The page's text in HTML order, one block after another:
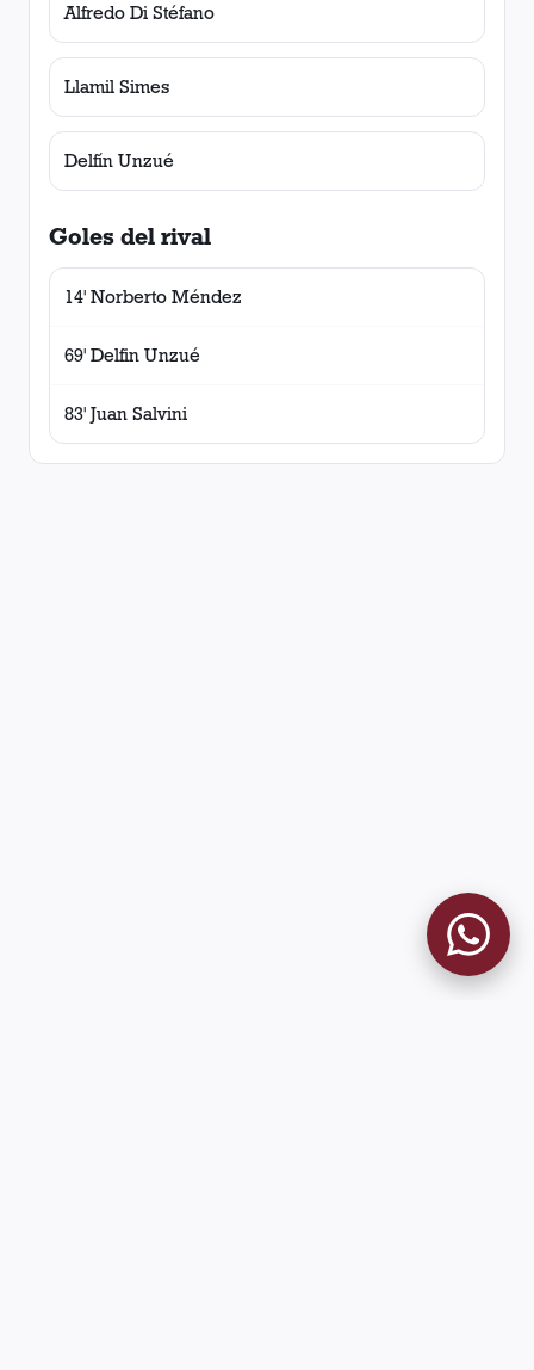
Alfredo Di Stéfano
Llamil Simes
Delfín Unzué
Goles del rival
14' Norberto Méndez
69' Delfin Unzué
83' Juan Salvini